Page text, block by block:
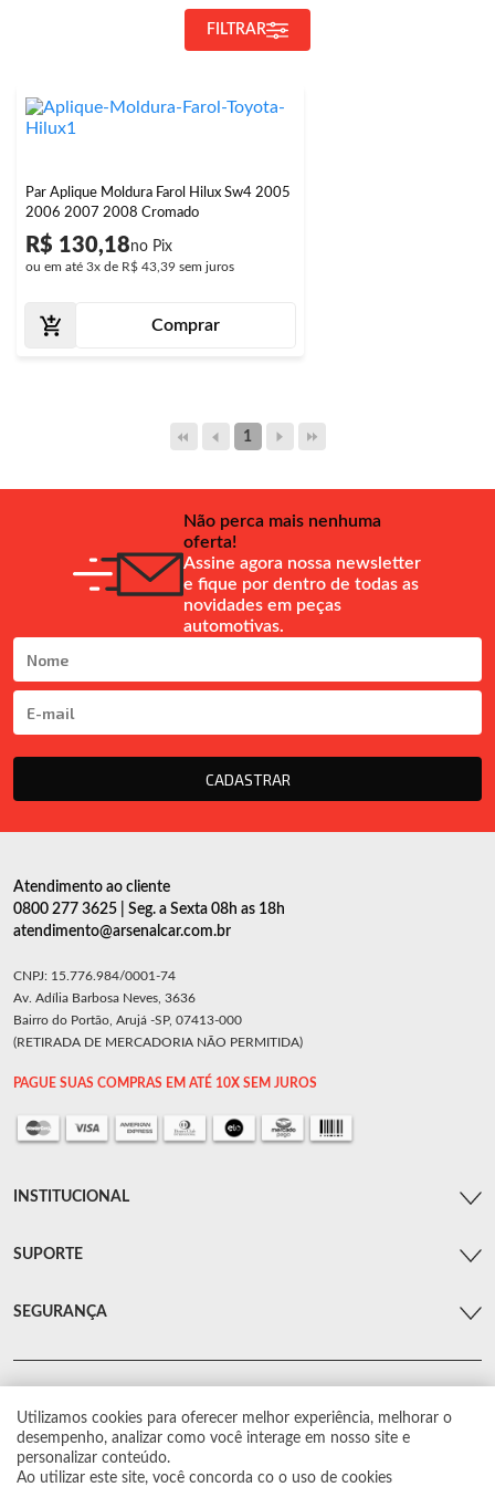
FILTRAR
Par Aplique Moldura Farol Hilux Sw4 2005
2006 2007 2008 Cromado
R$ 130,18
ou em até 3x de R$ 43,39 sem juros
Comprar
1
Não perca mais nenhuma
oferta!
Assine agora nossa newsletter
e fique por dentro de todas as
novidades em peças
automotivas.
CADASTRAR
Utilizamos cookies para oferecer melhor experiência, melhorar o
desempenho, analizar como você interage em nosso site e
personalizar conteúdo.
Ao utilizar este site, você concorda co o uso de cookies
Atendimento ao cliente
0800 277 3625 | Seg. a Sexta 08h as 18h
atendimento@arsenalcar.com.br
CNPJ: 15.776.984/0001-74
Av. Adília Barbosa Neves, 3636
Bairro do Portão, Arujá -SP, 07413-000
(RETIRADA DE MERCADORIA NÃO PERMITIDA)
PAGUE SUAS COMPRAS EM ATÉ 10X SEM JUROS
INSTITUCIONAL
SUPORTE
SEGURANÇA
© Arsenal Car. Todos os direitos reservados.
Proibida reprodução total ou parcial. Preços e estoque sujeito a alterações sem
aviso prévio.